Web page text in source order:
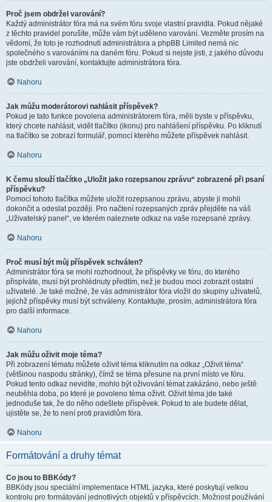
Proč jsem obdržel varování?
Každý administrátor fóra má na svém fóru svoje vlastní pravidla. Pokud nějaké
z těchto pravidel porušíte, může vám být uděleno varování. Vezměte prosím na
vědomí, že toto je rozhodnutí administrátora a phpBB Limited nemá nic
společného s varováními na daném fóru. Pokud si nejste jisti, z jakého důvodu
jste obdrželi varování, kontaktujte administrátora fóra.
Nahoru
Jak můžu moderátorovi nahlásit příspěvek?
Pokud je tato funkce povolena administrátorem fóra, měli byste v příspěvku,
který chcete nahlásit, vidět tlačítko (ikonu) pro nahlášení příspěvku. Po kliknutí
na tlačítko se zobrazí formulář, pomocí kterého můžete příspěvek nahlásit.
Nahoru
K čemu slouží tlačítko „Uložit jako rozepsanou zprávu“ zobrazené při psaní
příspěvku?
Pomocí tohoto tlačítka můžete uložit rozepsanou zprávu, abyste ji mohli
dokončit a odeslat později. Pro načtení rozepsaných zpráv přejděte na váš
„Uživatelský panel“, ve kterém naleznete odkaz na vaše rozepsané zprávy.
Nahoru
Proč musí být můj příspěvek schválen?
Administrátor fóra se mohl rozhodnout, že příspěvky ve fóru, do kterého
přispíváte, musí být prohlédnuty předtím, než je budou moci zobrazit ostatní
uživatelé. Je také možné, že vás administrátor fóra vložil do skupiny uživatelů,
jejichž příspěvky musí být schváleny. Kontaktujte, prosím, administrátora fóra
pro další informace.
Nahoru
Jak můžu oživit moje téma?
Při zobrazení tématu můžete oživit téma kliknutím na odkaz „Oživit téma“
(většinou naspodu stránky), čímž se téma přesune na první místo ve fóru.
Pokud tento odkaz nevidíte, mohlo být oživování témat zakázáno, nebo ještě
neuběhla doba, po které je povoleno téma oživit. Oživit téma jde také
jednoduše tak, že do něho odešlete příspěvek. Pokud to ale budete dělat,
ujistěte se, že to není proti pravidlům fóra.
Nahoru
Formátování a druhy témat
Co jsou to BBKódy?
BBKódy jsou speciální implementace HTML jazyka, které poskytují velkou
kontrolu pro formátování jednotlivých objektů v příspěvcích. Možnost používání